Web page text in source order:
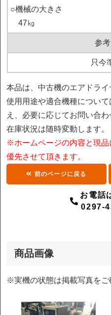
○機械の大きさ
47㎏
参
只今
本品は、中古機のエアドライ
使用用途や適合機種につい
え、必要に応じてお問い合わ
在庫状況は随時変動します。
※ホームページの内容と現
優先させて頂きます。
前のページに戻る
お電話
0297-
商品画像
※実機の状態は掲載写真をご